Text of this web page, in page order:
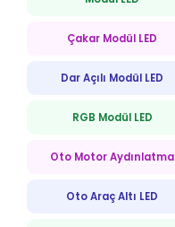
Çakar Modül LED
Dar Açılı Modül LED
RGB Modül LED
Oto Motor Aydınlatma
Oto Araç Altı LED